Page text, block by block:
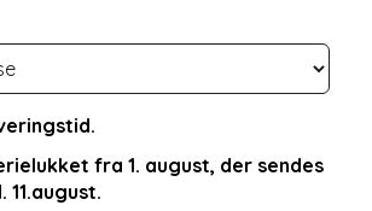
fra 1. august, der sendes
11.august.